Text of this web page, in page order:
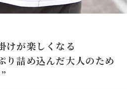
けが楽しくなる
り詰め込んだ大人のため